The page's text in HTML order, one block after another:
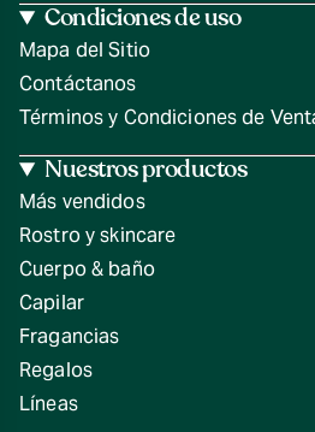
Condiciones de uso
Mapa del Sitio
Contáctanos
Términos y Condiciones de
Nuestros productos
Más vendidos
Rostro y skincare
Cuerpo & baño
Capilar
Fragancias
Regalos
Líneas